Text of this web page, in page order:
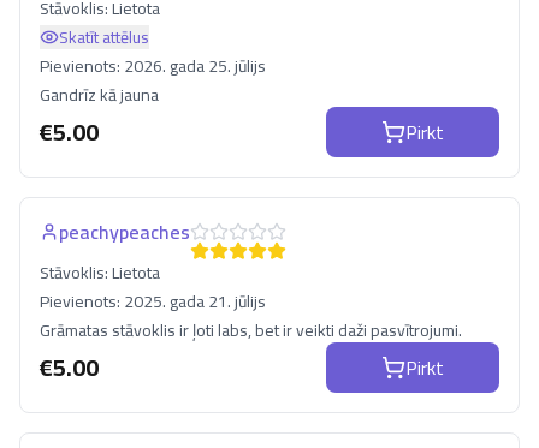
Stāvoklis:Lietota
Skatīt attēlus
Pievienots:2026. gada 25. jūlijs
Gandrīz kā jauna
€5.00 Pirkt
peachypeaches
Stāvoklis:Lietota
Pievienots:2025. gada 21. jūlijs
Grāmatas stāvoklis ir ļoti labs, bet ir veikti daži pasvītrojumi.
€5.00 Pirkt